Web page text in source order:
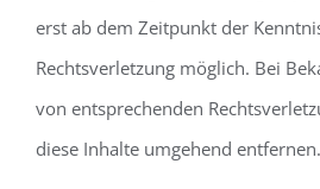
erst ab dem Zeitpunkt der
Rechtsverletzung möglich. Bei
von entsprechenden
diese Inhalte umgehend entfernen.